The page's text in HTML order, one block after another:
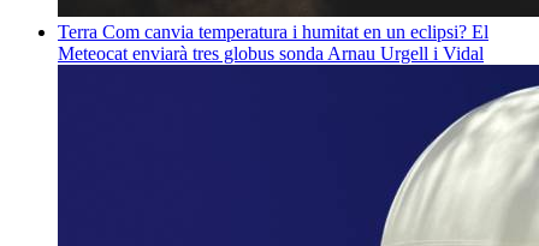
Terra Com canvia temperatura i humitat en un eclipsi? El
Meteocat enviarà tres globus sonda Arnau Urgell i Vidal